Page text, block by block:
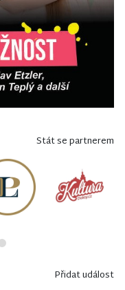
Stát se partnerem
Přidat událost